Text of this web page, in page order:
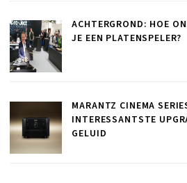
ACHTERGROND: HOE
JE EEN PLATENSPELER?
MARANTZ CINEMA
INTERESSANTSTE
GELUID